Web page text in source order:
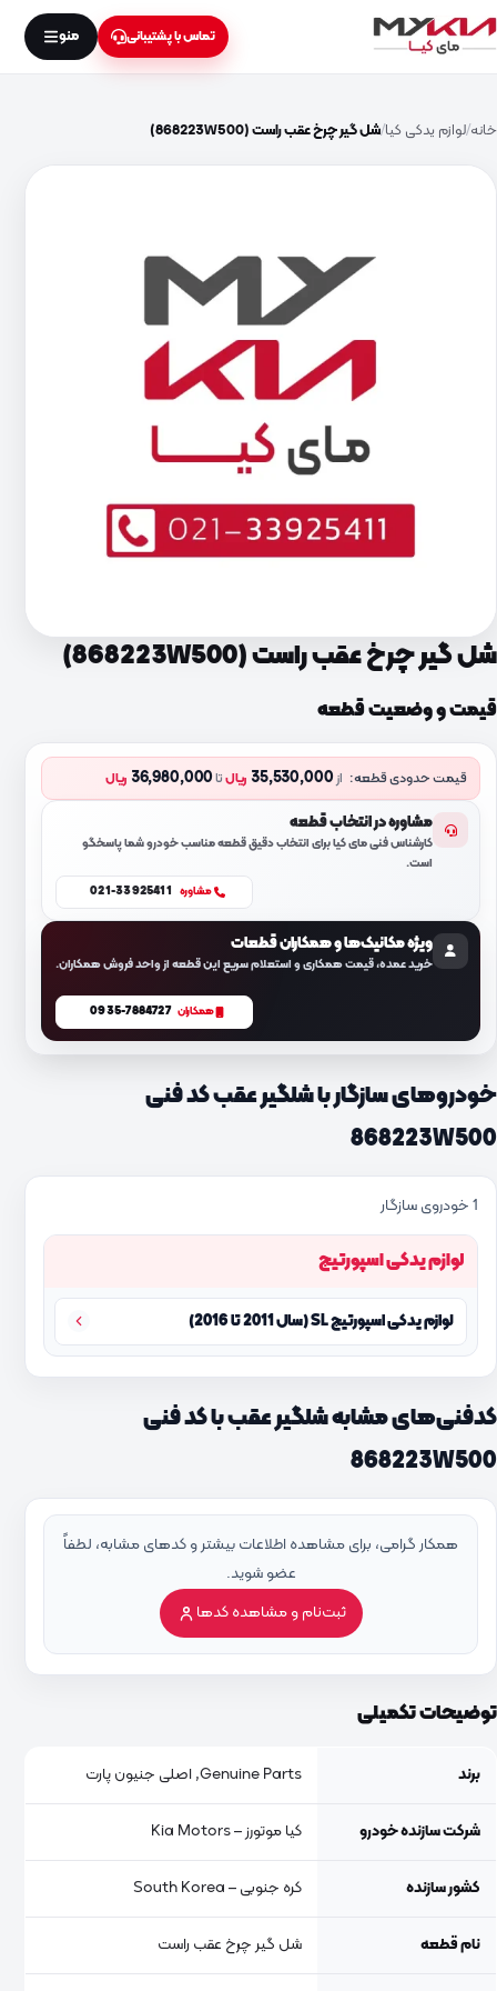
تماس با پشتیبانی منو
خانه لوازم یدکی کیا شل گیر چرخ عقب راست (868223W500)
شل گیر چرخ عقب راست (868223W500)
قیمت و وضعیت قطعه
قیمت حدودی قطعه: از35,530,000 ریالتا36,980,000 ریال
مشاوره در انتخاب قطعه
کارشناس فنی مای کیا برای انتخاب دقیق قطعه مناسب خودرو شما پاسخگو
است.
مشاوره 021-33925411
ویژه مکانیک‌ها و همکاران قطعات
خرید عمده، قیمت همکاری و استعلام سریع این قطعه از واحد فروش همکاران.
همکاران 0935-7884727
خودروهای سازگار با شلگیر عقب کد فنی
868223W500
1 خودروی سازگار
لوازم یدکی اسپورتیج
لوازم یدکی اسپورتیج SL (سال 2011 تا 2016)
کدفنی‌های مشابه شلگیر عقب با کد فنی
868223W500
همکار گرامی، برای مشاهده اطلاعات بیشتر و کدهای مشابه، لطفاً
عضو شوید.
ثبت‌نام و مشاهده کدها
توضیحات تکمیلی
برند Genuine Parts, اصلی جنیون پارت
شرکت سازنده خودرو کیا موتورز – Kia Motors
کشور سازنده کره جنوبی – South Korea
نام قطعه شل گیر چرخ عقب راست